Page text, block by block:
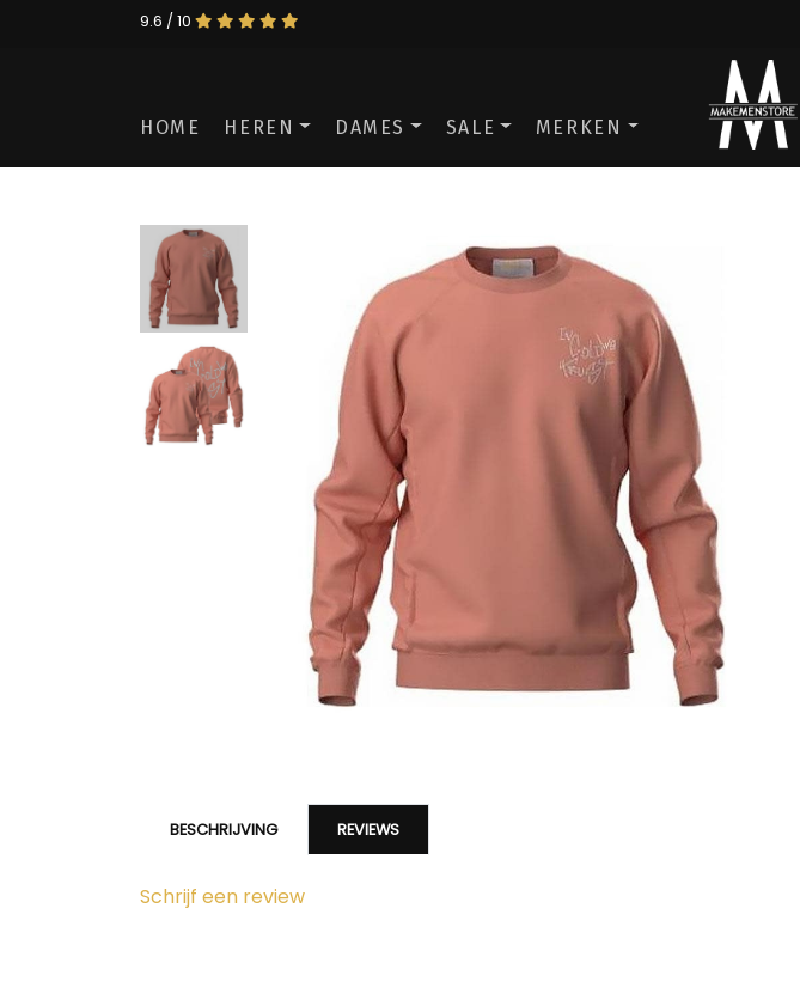
9.6 / 10
HOME HEREN DAMES SALE MERKEN
BESCHRIJVING REVIEWS
Schrijf een review